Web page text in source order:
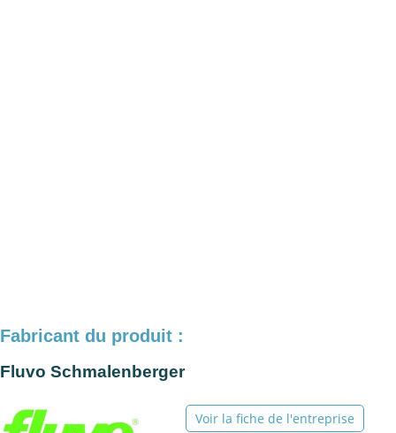
Fabricant du produit :
Fluvo Schmalenberger
Voir la fiche de l'entreprise